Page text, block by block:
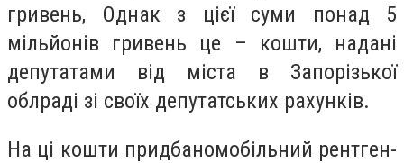
гривень, Однак з цієї суми понад 5
мільйонів гривень це – кошти, надані
депутатами від міста в Запорізької
облраді зі своїх депутатських рахунків.
На ці кошти придбаномобільний рентген-